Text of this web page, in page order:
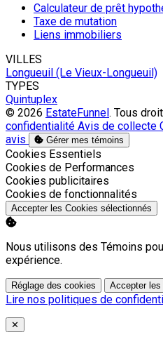
Calculateur de prêt
Taxe de mutation
Liens immobiliers
VILLES
Longueuil (Le Vieux-Longueuil)
TYPES
Quintuplex
© 2026 EstateFunnel. Tous
confidentialité Avis de collecte
avis
Gérer mes témoins
Activer
Cookies Essentiels
Activer
Cookies de Performances
Activer
Cookies publicitaires
Activer
Cookies de fonctionnalités
Accepter les Cookies sélectionnés
Nous utilisons des Témoins
expérience.
Réglage des cookies Accepter les
Lire nos politiques de
Close
✕